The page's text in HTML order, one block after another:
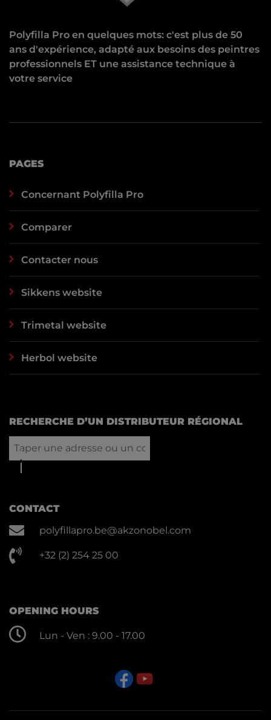
Polyfilla Pro en quelques mots: c'est plus de 50
ans d'expérience, adapté aux besoins des peintres
professionnels ET une assistance technique à
votre service
PAGES
Concernant Polyfilla Pro
Comparer
Contacter nous
Sikkens website
Trimetal website
Herbol website
RECHERCHE D’UN DISTRIBUTEUR RÉGIONAL
CONTACT
polyfillapro.be@akzonobel.com
+32 (2) 254 25 00
OPENING HOURS
Lun - Ven : 9.00 - 17.00